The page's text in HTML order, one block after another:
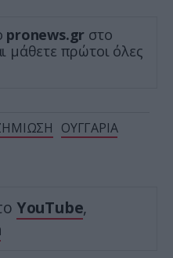
pronews.gr στο
μάθετε πρώτοι όλες
ΟΥΓΓΑΡΙΑ
YouTube,